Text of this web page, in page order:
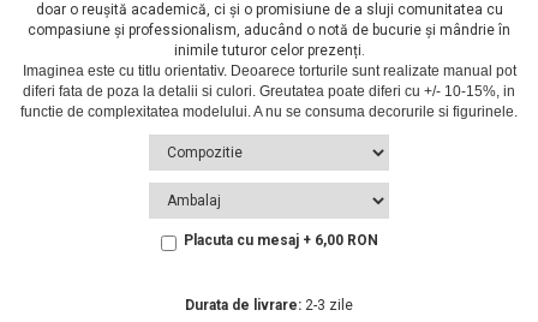
doar o reușită academică, ci și o promisiune de a sluji comunitatea cu
compasiune și professionalism, aducând o notă de bucurie și mândrie în
inimile tuturor celor prezenți.
Placuta cu mesaj + 6,00 RON
Durata de livrare: 2-3 zile